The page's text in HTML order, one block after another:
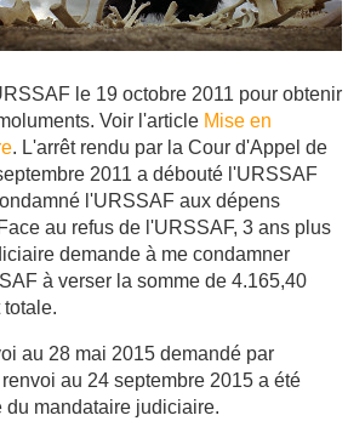
le 19 octobre 2011 pour obtenir
Voir l'article Mise en
. L'arrêt rendu par la Cour d'Appel de
2011 a débouté l'URSSAF
l'URSSAF aux dépens
au refus de l'URSSAF, 3 ans plus
demande à me condamner
à verser la somme de 4.165,40
au 28 mai 2015 demandé par
au 24 septembre 2015 a été
mandataire judiciaire.